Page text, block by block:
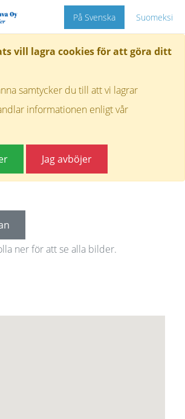
vill lagra cookies för att göra ditt
samtycker du till att vi lagrar
informationen enligt vår
Jag avböjer
På Svenska Suomeksi
ner för att se alla bilder.